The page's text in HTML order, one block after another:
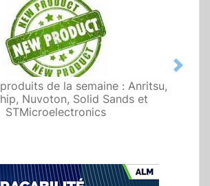
de la semaine : Anritsu,
Nuvoton, Solid Sands et
STMicroelectronics
Next